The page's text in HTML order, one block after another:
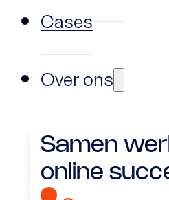
Cases
Over ons
Samen
online